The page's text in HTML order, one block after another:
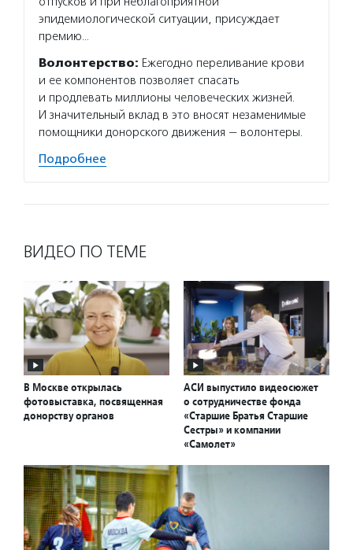
эпидемиологической ситуации, присуждает
премию…
Волонтерство: Ежегодно переливание крови
и ее компонентов позволяет спасать
и продлевать миллионы человеческих жизней.
И значительный вклад в это вносят незаменимые
помощники донорского движения — волонтеры.
Подробнее
ВИДЕО ПО ТЕМЕ
В Москве открылась
фотовыставка, посвященная
донорству органов
АСИ выпустило видеосюжет
о сотрудничестве фонда
«Старшие Братья Старшие
Сестры» и компании
«Самолет»